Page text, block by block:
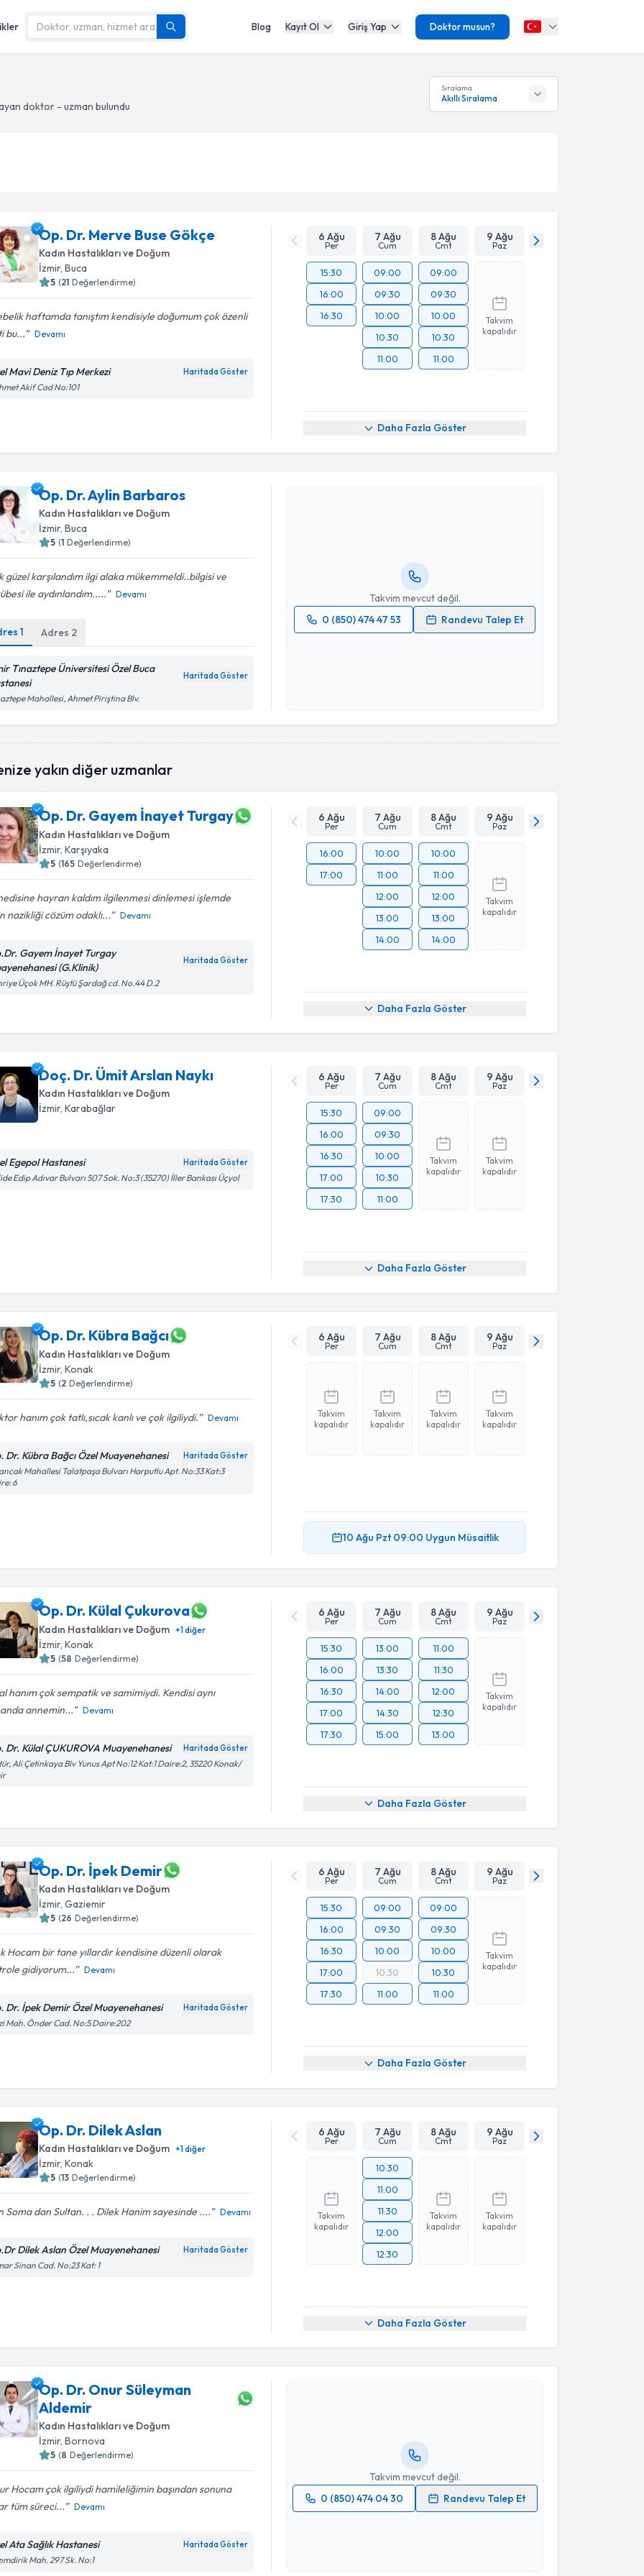
Blog Kayıt Ol Giriş Yap Doktor musun?
doktor - uzman bulundu
Sıralama
Akıllı Sıralama
Op. Dr. Merve Buse Gökçe
Kadın Hastalıkları ve Doğum
İzmir, Buca
5 (21 Değerlendirme)
haftamda tanıştım kendisiyle doğumum çok özenli
bu...
Devamı
Mavi Deniz Tıp Merkezi Haritada Göster
Akif Cad No:101
6 Ağu
Per
7 Ağu
Cum
8 Ağu
Cmt
9 Ağu
Paz
15:30
16:00
16:30
09:00
09:30
10:00
10:30
11:00
09:00
09:30
10:00
10:30
11:00
Takvim
kapalıdır
Daha Fazla Göster
Op. Dr. Aylin Barbaros
Kadın Hastalıkları ve Doğum
İzmir, Buca
5 (1 Değerlendirme)
güzel karşılandım ilgi alaka mükemmeldi..bilgisi ve
ile aydınlandım.....
Devamı
1 Adres 2
Tınaztepe Üniversitesi Özel Buca
Haritada Göster
Mahallesi, Ahmet Piriştina Blv.
Takvim mevcut değil.
0 (850) 474 47 53
Randevu Talep Et
yakın diğer uzmanlar
Op. Dr. Gayem İnayet Turgay
Kadın Hastalıkları ve Doğum
İzmir, Karşıyaka
5 (165 Değerlendirme)
hayran kaldım ilgilenmesi dinlemesi işlemde
nazikliği cözüm odaklı...
Devamı
Gayem İnayet Turgay
(G.Klinik)
Haritada Göster
Üçok MH. Rüştü Şardağ cd. No.44 D.2
6 Ağu
Per
7 Ağu
Cum
8 Ağu
Cmt
9 Ağu
Paz
16:00
17:00
10:00
11:00
12:00
13:00
14:00
10:00
11:00
12:00
13:00
14:00
Takvim
kapalıdır
Daha Fazla Göster
Doç. Dr. Ümit Arslan Naykı
Kadın Hastalıkları ve Doğum
İzmir, Karabağlar
Egepol Hastanesi Haritada Göster
Edip Adıvar Bulvarı 507 Sok. No:3 (35270) İller Bankası Üçyol
6 Ağu
Per
7 Ağu
Cum
8 Ağu
Cmt
9 Ağu
Paz
15:30
16:00
16:30
17:00
17:30
09:00
09:30
10:00
10:30
11:00
Takvim
kapalıdır
Takvim
kapalıdır
Daha Fazla Göster
Op. Dr. Kübra Bağcı
Kadın Hastalıkları ve Doğum
İzmir, Konak
5 (2 Değerlendirme)
hanım çok tatlı,sıcak kanlı ve çok ilgiliydi.️ Devamı
Dr. Kübra Bağcı Özel Muayenehanesi Haritada Göster
Mahallesi Talatpaşa Bulvarı Harputlu Apt. No:33 Kat:3
6
6 Ağu
Per
7 Ağu
Cum
8 Ağu
Cmt
9 Ağu
Paz
Takvim
kapalıdır
Takvim
kapalıdır
Takvim
kapalıdır
Takvim
kapalıdır
10 Ağu Pzt 09:00 Uygun Müsaitlik
Op. Dr. Külal Çukurova
Kadın Hastalıkları ve Doğum +1diğer
İzmir, Konak
5 (58 Değerlendirme)
hanım çok sempatik ve samimiydi. Kendisi aynı
annemin...
Devamı
Dr. Külal ÇUKUROVA Muayenehanesi Haritada Göster
Ali Çetinkaya Blv Yunus Apt No:12 Kat:1 Daire:2, 35220 Konak/
6 Ağu
Per
7 Ağu
Cum
8 Ağu
Cmt
9 Ağu
Paz
15:30
16:00
16:30
17:00
17:30
13:00
13:30
14:00
14:30
15:00
11:00
11:30
12:00
12:30
13:00
Takvim
kapalıdır
Daha Fazla Göster
Op. Dr. İpek Demir
Kadın Hastalıkları ve Doğum
İzmir, Gaziemir
5 (26 Değerlendirme)
Hocam bir tane yıllardır kendisine düzenli olarak
gidiyorum...
Devamı
Dr. İpek Demir Özel Muayenehanesi Haritada Göster
Mah. Önder Cad. No:5 Daire:202
6 Ağu
Per
7 Ağu
Cum
8 Ağu
Cmt
9 Ağu
Paz
15:30
16:00
16:30
17:00
17:30
09:00
09:30
10:00
10:30
11:00
09:00
09:30
10:00
10:30
11:00
Takvim
kapalıdır
Daha Fazla Göster
Op. Dr. Dilek Aslan
Kadın Hastalıkları ve Doğum +1diğer
İzmir, Konak
5 (13 Değerlendirme)
Soma dan Sultan. . . Dilek Hanim sayesinde .... Devamı
Dilek Aslan Özel Muayenehanesi Haritada Göster
Sinan Cad. No:23 Kat: 1
6 Ağu
Per
7 Ağu
Cum
8 Ağu
Cmt
9 Ağu
Paz
Takvim
kapalıdır
10:30
11:00
11:30
12:00
12:30
Takvim
kapalıdır
Takvim
kapalıdır
Daha Fazla Göster
Op. Dr. Onur Süleyman
Aldemir
Kadın Hastalıkları ve Doğum
İzmir, Bornova
5 (8 Değerlendirme)
Hocam çok ilgiliydi hamileliğimin başından sonuna
tüm süreci...
Devamı
Ata Sağlık Hastanesi Haritada Göster
Mah. 297 Sk. No:1
Takvim mevcut değil.
0 (850) 474 04 30
Randevu Talep Et
Randevu Takvimi Talebi